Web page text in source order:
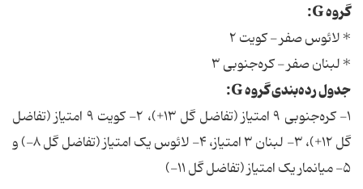
گروه G:
* لائوس صفر - کویت ۲
* لبنان صفر - کره‌جنوبی ۳
جدول رده‌بندی گروه G:
۱- کره‌جنوبی ۹ امتیاز (تفاضل گل ۱۳+)، ۲- کویت ۹ امتیاز (تفاضل
گل ۱۲+)، ۳- لبنان ۳ امتیاز، ۴- لائوس یک امتیاز (تفاضل گل ۸-) و
۵- میانمار یک امتیاز (تفاضل گل ۱۱-)